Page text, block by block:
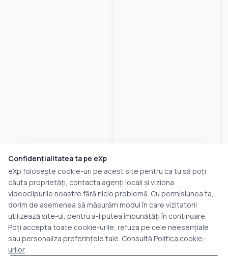
Confidențialitatea ta pe eXp
eXp folosește cookie-uri pe acest site pentru ca tu să poți
căuta proprietăți, contacta agenți locali și viziona
videoclipurile noastre fără nicio problemă. Cu permisiunea ta,
dorim de asemenea să măsurăm modul în care vizitatorii
utilizează site-ul, pentru a-l putea îmbunătăți în continuare.
Poți accepta toate cookie-urile, refuza pe cele neesențiale
sau personaliza preferințele tale. Consultă Politica cookie-
urilor